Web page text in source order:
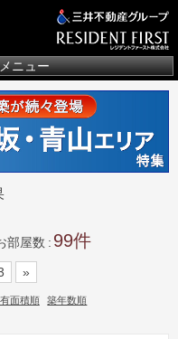
メニュー
部屋数 99
»
面積順
築年数順